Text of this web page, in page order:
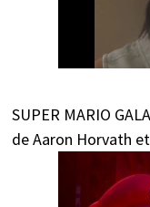
SUPER MARIO
de Aaron Horvath